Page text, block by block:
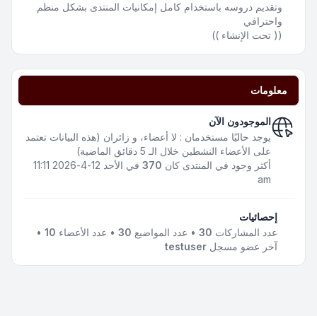
وتقديم دروسه باستخدام كامل إمكانيات المنتدى بشكل منظم
واحترافي
(( تحت الإنشاء ))
معلومات
الموجودون الآن
يوجد حاليًا مستخدمان : لا أعضاء، و زائران (هذه البيانات تعتمد
على الأعضاء النشطين خلال الـ 5 دقائق الماضية)
أكثر وجود في المنتدى كان 370
في الأحد 12-4-2026 11:11
am
إحصائيات
عدد المشاركات 30• عدد المواضيع 30• عدد الأعضاء 10
•
آخر عضو مسجل testuser